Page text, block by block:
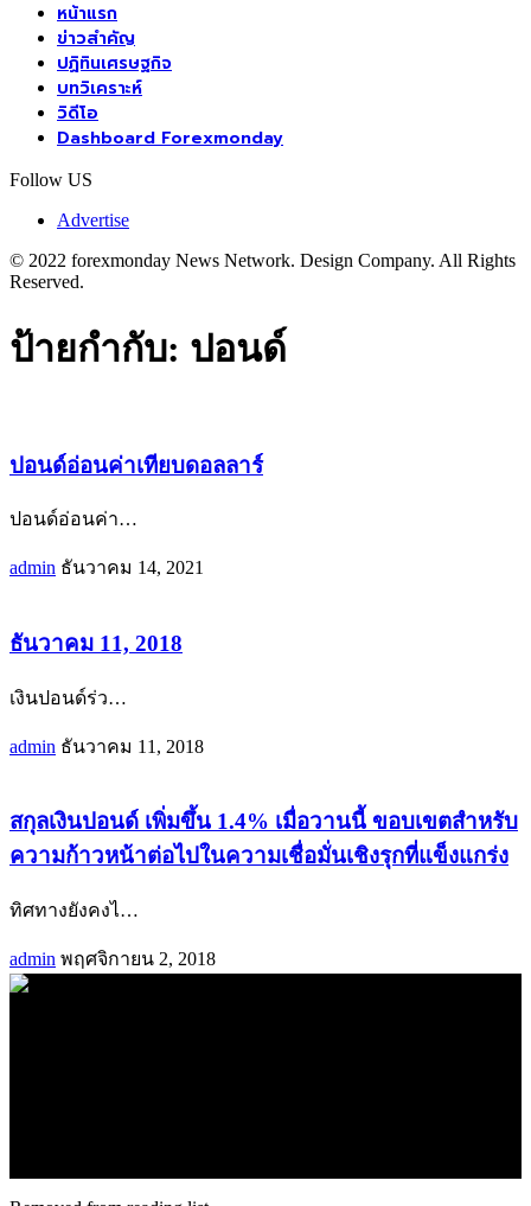
หน้าแรก
ข่าวสำคัญ
ปฏิทินเศรษฐกิจ
บทวิเคราะห์
วิดีโอ
Dashboard Forexmonday
Follow US
Advertise
© 2022 forexmonday News Network. Design Company. All Rights
Reserved.
ป้ายกำกับ: ปอนด์
ปอนด์อ่อนค่าเทียบดอลลาร์
ปอนด์อ่อนค่า…
admin ธันวาคม 14, 2021
ธันวาคม 11, 2018
เงินปอนด์ร่ว…
admin ธันวาคม 11, 2018
สกุลเงินปอนด์ เพิ่มขึ้น 1.4% เมื่อวานนี้ ขอบเขตสำหรับ
ความก้าวหน้าต่อไปในความเชื่อมั่นเชิงรุกที่แข็งแกร่ง
ทิศทางยังคงไ…
admin พฤศจิกายน 2, 2018